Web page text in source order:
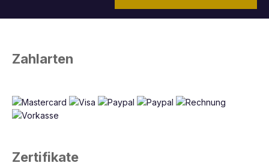
Zahlarten
Zertifikate